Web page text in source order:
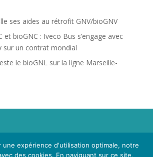
ses aides au rétrofit GNV/bioGNV
et bioGNC : Iveco Bus s’engage avec
sur un contrat mondial
le bioGNL sur la ligne Marseille-
d'Energie Lot-et-Garonne. Voir
etPolitique de Confidentialité.
une expérience d'utilisation optimale, notre
des cookies. En naviguant sur ce site,